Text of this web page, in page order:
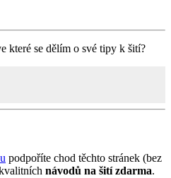
které se dělím o své tipy k šití?
podpoříte chod těchto stránek (bez
návodů na šití zdarma.